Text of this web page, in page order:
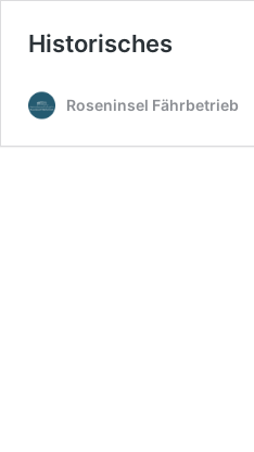
Historisches
Roseninsel Fährbetrieb